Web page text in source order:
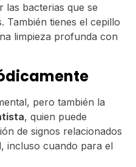
las bacterias que se
También tienes el cepillo
limpieza profunda con
pero también la
, quien puede
de signos relacionados
incluso cuando para el